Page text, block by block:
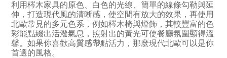
利用梣木家具的原色、白色的光線、簡單的線條勾勒與延
伸，打造現代風的清晰感，使空間有放大的效果，再使用
北歐常見的多元色系，例如梣木椅與燈飾，其較豐富的色
彩能點綴出活潑氣息，照射出的黃光可使餐廳氛圍顯得溫
馨。如果你喜歡高質感帶點活力，那麼現代北歐可以是你
首選的風格。